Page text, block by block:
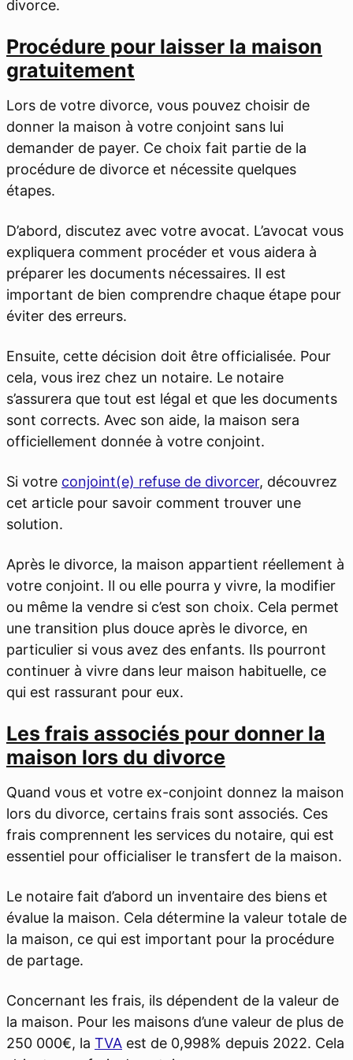
divorce.
Procédure pour laisser la maison
gratuitement
Lors de votre divorce, vous pouvez choisir de
donner la maison à votre conjoint sans lui
demander de payer. Ce choix fait partie de la
procédure de divorce et nécessite quelques
étapes.
D’abord, discutez avec votre avocat. L’avocat vous
expliquera comment procéder et vous aidera à
préparer les documents nécessaires. Il est
important de bien comprendre chaque étape pour
éviter des erreurs.
Ensuite, cette décision doit être officialisée. Pour
cela, vous irez chez un notaire. Le notaire
s’assurera que tout est légal et que les documents
sont corrects. Avec son aide, la maison sera
officiellement donnée à votre conjoint.
Si votre conjoint(e) refuse de divorcer, découvrez
cet article pour savoir comment trouver une
solution.
Après le divorce, la maison appartient réellement à
votre conjoint. Il ou elle pourra y vivre, la modifier
ou même la vendre si c’est son choix. Cela permet
une transition plus douce après le divorce, en
particulier si vous avez des enfants. Ils pourront
continuer à vivre dans leur maison habituelle, ce
qui est rassurant pour eux.
Les frais associés pour donner la
maison lors du divorce
Quand vous et votre ex-conjoint donnez la maison
lors du divorce, certains frais sont associés. Ces
frais comprennent les services du notaire, qui est
essentiel pour officialiser le transfert de la maison.
Le notaire fait d’abord un inventaire des biens et
évalue la maison. Cela détermine la valeur totale de
la maison, ce qui est important pour la procédure
de partage.
Concernant les frais, ils dépendent de la valeur de
la maison. Pour les maisons d’une valeur de plus de
250 000€, la TVA est de 0,998% depuis 2022. Cela